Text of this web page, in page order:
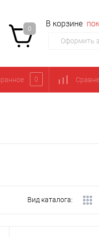
0
В корзине
Оформить
0
Вид каталога: